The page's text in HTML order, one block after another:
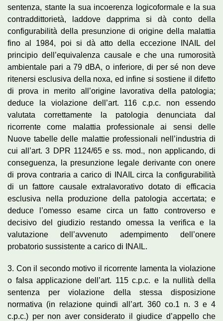
sentenza, stante la sua incoerenza logicoformale e la sua
contraddittorietà, laddove dapprima si dà conto della
configurabilità della presunzione di origine della malattia
fino al 1984, poi si dà atto della eccezione INAIL del
principio dell’equivalenza causale e che una rumorosità
ambientale pari a 79 dBA, o inferiore, di per sé non deve
ritenersi esclusiva della noxa, ed infine si sostiene il difetto
di prova in merito all’origine lavorativa della patologia;
deduce la violazione dell’art. 116 c.p.c. non essendo
valutata correttamente la patologia denunciata dal
ricorrente come malattia professionale ai sensi delle
Nuove tabelle delle malattie professionali nell’industria di
cui all’art. 3 DPR 1124/65 e ss. mod., non applicando, di
conseguenza, la presunzione legale derivante con onere
di prova contraria a carico di INAIL circa la configurabilità
di un fattore causale extralavorativo dotato di efficacia
esclusiva nella produzione della patologia accertata; e
deduce l’omesso esame circa un fatto controverso e
decisivo del giudizio restando omessa la verifica e la
valutazione dell’avvenuto adempimento dell’onere
probatorio sussistente a carico di INAIL.
3. Con il secondo motivo il ricorrente lamenta la violazione
o falsa applicazione dell’art. 115 c.p.c. e la nullità della
sentenza per violazione della stessa disposizione
normativa (in relazione quindi all’art. 360 co.1 n. 3 e 4
c.p.c.) per non aver considerato il giudice d’appello che